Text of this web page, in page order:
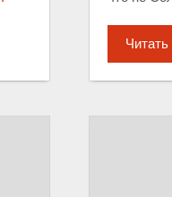
Читать